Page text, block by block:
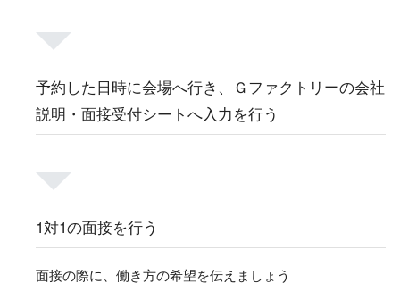
予約した日時に会場へ行き、Ｇファクトリーの会社
説明・面接受付シートへ入力を行う
1対1の面接を行う
面接の際に、働き方の希望を伝えましょう